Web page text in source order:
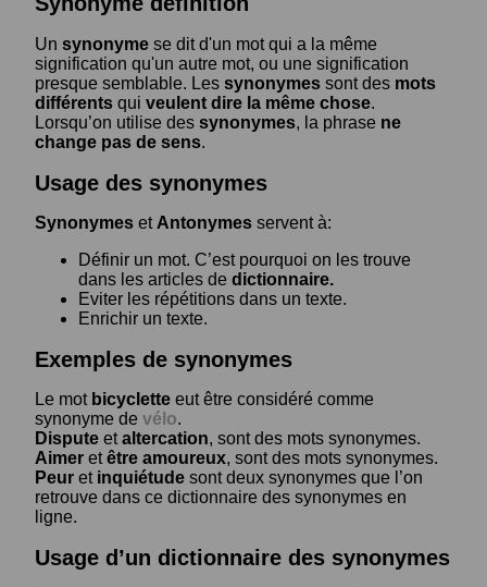
Un synonyme se dit d'un mot qui a la même
signification qu'un autre mot, ou une signification
presque semblable. Les synonymes sont des mots
différents qui veulent dire la même chose.
Lorsqu’on utilise des synonymes, la phrase ne
change pas de sens.
Usage des synonymes
Synonymes et Antonymes servent à:
Définir un mot. C’est pourquoi on les trouve
dans les articles de dictionnaire.
Eviter les répétitions dans un texte.
Enrichir un texte.
Exemples de synonymes
Le mot bicyclette eut être considéré comme
synonyme de vélo.
Dispute etaltercation, sont des mots synonymes.
Aimer etêtre amoureux, sont des mots synonymes.
Peur et inquiétude sont deux synonymes que l’on
retrouve dans ce dictionnaire des synonymes en
ligne.
Usage d’un dictionnaire des synonymes